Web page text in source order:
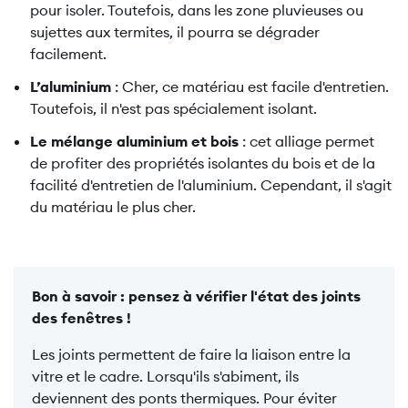
pour isoler. Toutefois, dans les zone pluvieuses ou
sujettes aux termites, il pourra se dégrader
facilement.
L’aluminium : Cher, ce matériau est facile d'entretien.
Toutefois, il n'est pas spécialement isolant.
Le mélange aluminium et bois : cet alliage permet
de profiter des propriétés isolantes du bois et de la
facilité d'entretien de l'aluminium. Cependant, il s'agit
du matériau le plus cher.
Bon à savoir : pensez à vérifier l'état des joints
des fenêtres !
Les joints permettent de faire la liaison entre la
vitre et le cadre. Lorsqu'ils s'abiment, ils
deviennent des ponts thermiques. Pour éviter